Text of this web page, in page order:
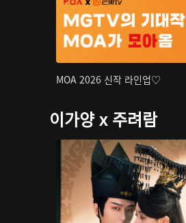
MOA 2026 신작 라인업♡
이가양 x 주려람